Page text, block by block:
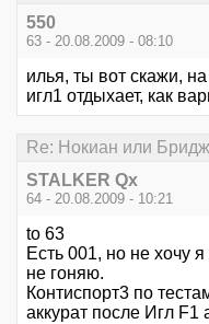
550
63 - 20.08.2009 - 08:10
илья, ты вот скажи,
игл1 отдыхает, как
Re: Нокиан или
STALKER Qx
64 - 20.08.2009 - 10:21
to 63
Есть 001, но не хочу
не гоняю.
Контиспорт3 по
аккурат после Игл F1